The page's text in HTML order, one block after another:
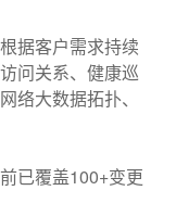
据客户需求持续
问关系、健康巡
络大数据拓扑、
已覆盖100+变更